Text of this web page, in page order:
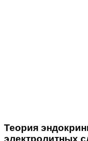
Теория
электролитных